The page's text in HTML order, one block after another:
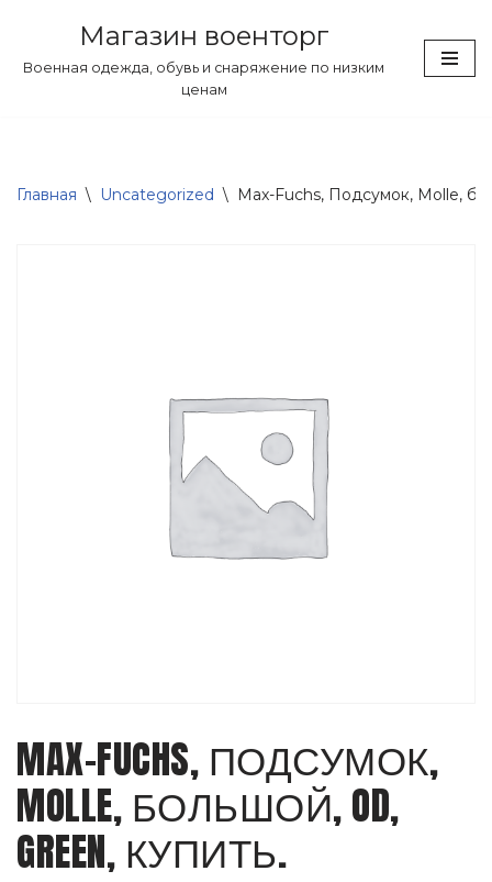
Перейти
Магазин военторг
Военная одежда, обувь и снаряжение по низким
ценам
Главная \ Uncategorized \ Max-Fuchs, Подсумок, Molle,
MAX-FUCHS, ПОДСУМОК,
MOLLE, БОЛЬШОЙ, OD,
GREEN, КУПИТЬ.